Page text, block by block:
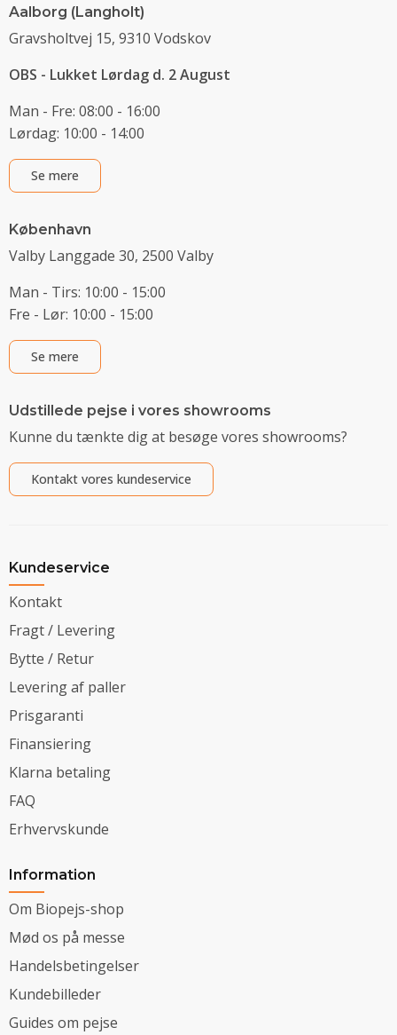
Aalborg (Langholt)
Gravsholtvej 15, 9310 Vodskov
OBS - Lukket Lørdag d. 2 August
Man - Fre: 08:00 - 16:00
Lørdag: 10:00 - 14:00
Se mere
København
Valby Langgade 30, 2500 Valby
Man - Tirs: 10:00 - 15:00
Fre - Lør: 10:00 - 15:00
Se mere
Udstillede pejse i vores showrooms
Kunne du tænkte dig at besøge vores showrooms?
Kontakt vores kundeservice
Kundeservice
Kontakt
Fragt / Levering
Bytte / Retur
Levering af paller
Prisgaranti
Finansiering
Klarna betaling
FAQ
Erhvervskunde
Information
Om Biopejs-shop
Mød os på messe
Handelsbetingelser
Kundebilleder
Guides om pejse